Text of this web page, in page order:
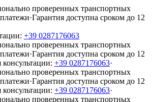
проверенных транспортных
·Гарантия доступна сроком до 12
+39 0287176063
проверенных транспортных
·Гарантия доступна сроком до 12
консультации: +39 0287176063·
проверенных транспортных
·Гарантия доступна сроком до 12
консультации: +39 0287176063·
проверенных транспортных